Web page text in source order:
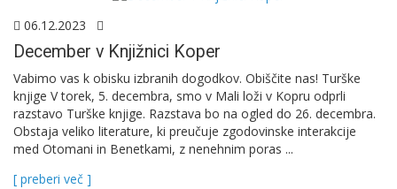
06.12.2023
December v Knjižnici Koper
Vabimo vas k obisku izbranih dogodkov. Obiščite nas! Turške
knjige V torek, 5. decembra, smo v Mali loži v Kopru odprli
razstavo Turške knjige. Razstava bo na ogled do 26. decembra.
Obstaja veliko literature, ki preučuje zgodovinske interakcije
med Otomani in Benetkami, z nenehnim poras ...
[ preberi več ]